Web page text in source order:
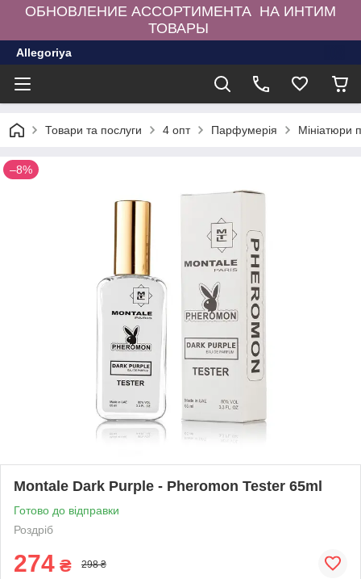
ОБНОВЛЕНИЕ АССОРТИМЕНТА НА ИНТИМ
ТОВАРЫ
Allegoriya
Товари та послуги 4 опт Парфумерія Мініатюри
–8%
Montale Dark Purple - Pheromon Tester 65ml
Готово до відправки
Роздріб
274 ₴ 298 ₴